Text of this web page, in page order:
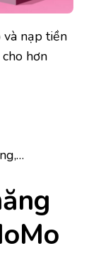
nạp tiền
hơn